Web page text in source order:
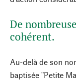
De
cohérent.
Au-delà de son
baptisée "Petite